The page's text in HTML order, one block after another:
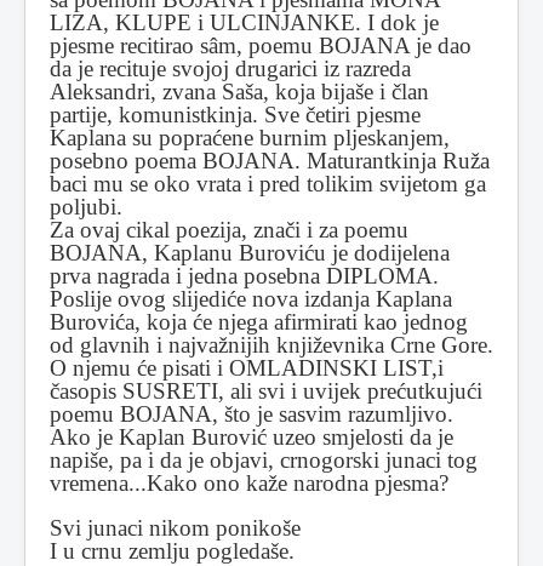
LIZA, KLUPE i ULCINJANKE. I dok je
pjesme recitirao sâm, poemu BOJANA je dao
da je recituje svojoj drugarici iz razreda
Aleksandri, zvana Saša, koja bijaše i član
partije, komunistkinja. Sve četiri pjesme
Kaplana su popraćene burnim pljeskanjem,
posebno poema BOJANA. Maturantkinja Ruža
baci mu se oko vrata i pred tolikim svijetom ga
poljubi.
Za ovaj cikal poezija, znači i za poemu
BOJANA, Kaplanu Buroviću je dodijelena
prva nagrada i jedna posebna DIPLOMA.
Poslije ovog slijediće nova izdanja Kaplana
Burovića, koja će njega afirmirati kao jednog
od glavnih i najvažnijih književnika Crne Gore.
O njemu će pisati i OMLADINSKI LIST,i
časopis SUSRETI, ali svi i uvijek prećutkujući
poemu BOJANA, što je sasvim razumljivo.
Ako je Kaplan Burović uzeo smjelosti da je
napiše, pa i da je objavi, crnogorski junaci tog
vremena...Kako ono kaže narodna pjesma?
Svi junaci nikom ponikoše
I u crnu zemlju pogledaše.